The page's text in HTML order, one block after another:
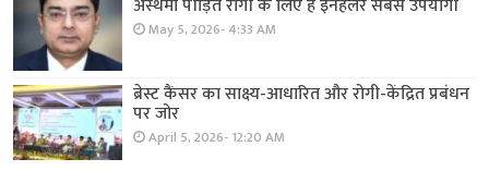
अस्थमा पीड़ित रोगी के लिए है इनहेलर सबसे उपयोगी
May 5, 2026- 4:33 AM
ब्रेस्ट कैंसर का साक्ष्य-आधारित और रोगी-केंद्रित प्रबंधन
पर जोर
April 5, 2026- 12:20 AM